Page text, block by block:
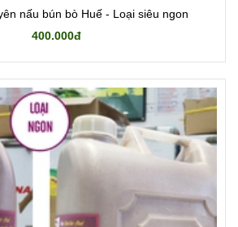
nấu bún bò Huế - Loại siêu ngon
400.000đ